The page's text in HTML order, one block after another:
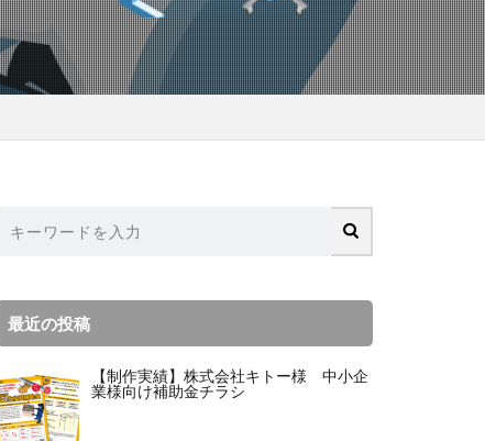
最近の投稿
【制作実績】株式会社キトー様 中小企
業様向け補助金チラシ